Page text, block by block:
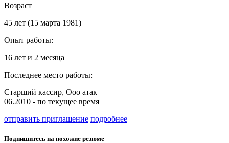
Возраст
45 лет (15 марта 1981)
Опыт работы:
16 лет и 2 месяца
Последнее место работы:
Старший кассир, Ооо атак
06.2010 - по текущее время
отправить приглашение подробнее
Подпишитесь на похожие резюме